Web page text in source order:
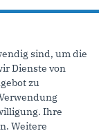
sind, um die
Dienste von
zu
Ihre
Weitere